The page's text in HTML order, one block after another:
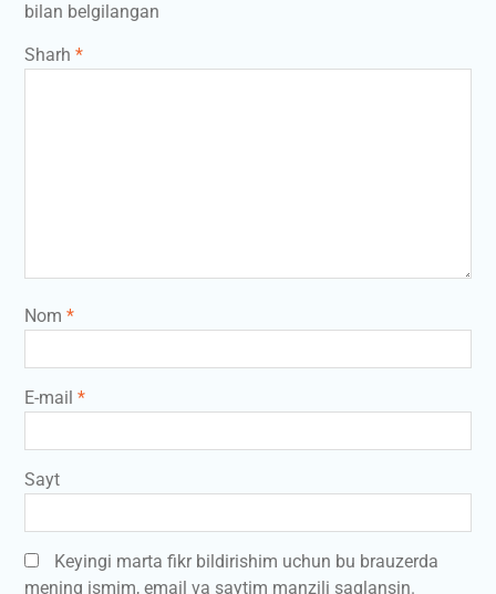
bilan belgilangan
Sharh *
Nom *
E-mail *
Sayt
Keyingi marta fikr bildirishim uchun bu brauzerda
mening ismim, email va saytim manzili saqlansin.